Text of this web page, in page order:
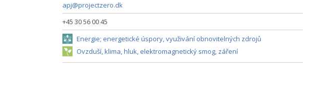
apj@projectzero.dk
+45 30 56 00 45
Energie; energetické úspory, využivání obnovitelných zdrojů
Ovzduší, klima, hluk, elektromagnetický smog, záření